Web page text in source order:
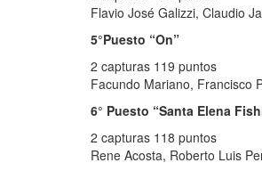
Flavio José Galizzi, Claudio
5°Puesto “On”
2 capturas 119 puntos
Facundo Mariano, Francisco
6° Puesto “Santa Elena
2 capturas 118 puntos
Rene Acosta, Roberto Luis